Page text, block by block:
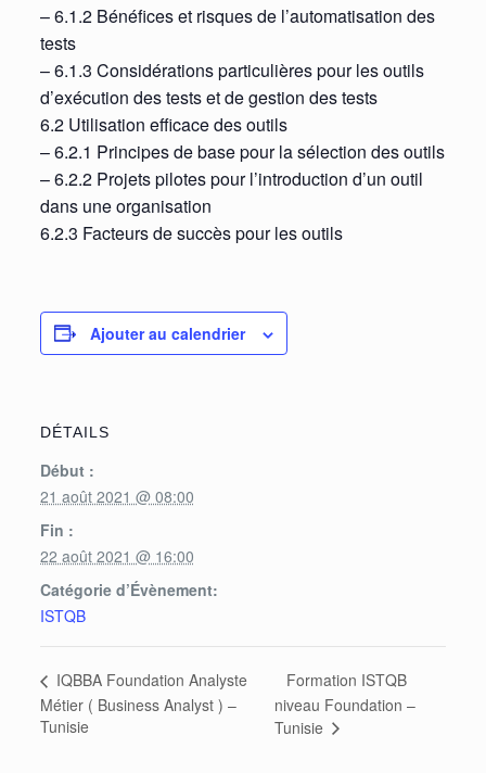
– 6.1.2 Bénéfices et risques de l’automatisation des
tests
– 6.1.3 Considérations particulières pour les outils
d’exécution des tests et de gestion des tests
6.2 Utilisation efficace des outils
– 6.2.1 Principes de base pour la sélection des outils
– 6.2.2 Projets pilotes pour l’introduction d’un outil
dans une organisation
6.2.3 Facteurs de succès pour les outils
Ajouter au calendrier
DÉTAILS
Début :
21 août 2021 @ 08:00
Fin :
22 août 2021 @ 16:00
Catégorie d’Évènement:
ISTQB
IQBBA Foundation Analyste
Métier ( Business Analyst ) –
Tunisie
Formation ISTQB
niveau Foundation –
Tunisie